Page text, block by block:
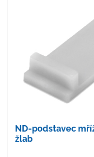
ND-podstavec
žlab